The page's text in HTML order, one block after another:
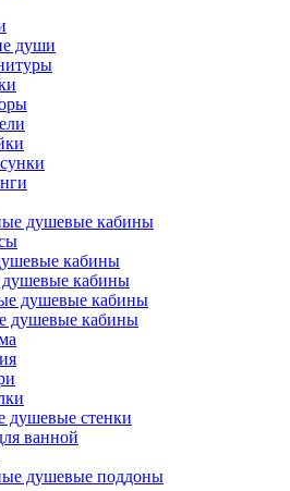
души
душевые кабины
кабины
кабины
душевые кабины
душевые кабины
стенки
ванной
душевые поддоны